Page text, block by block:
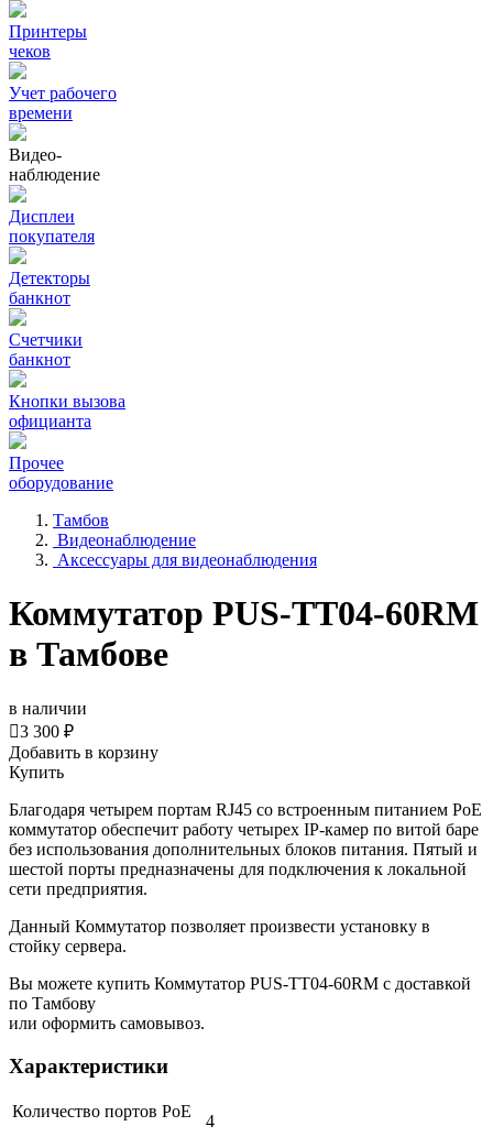
Принтеры
чеков
Учет рабочего
времени
Видео‑
наблюдение
Дисплеи
покупателя
Детекторы
банкнот
Счетчики
банкнот
Кнопки вызова
официанта
Прочее
оборудование
Тамбов
Видеонаблюдение
Аксессуары для видеонаблюдения
Коммутатор PUS-TT04-60RM
в Тамбове
в наличии
3 300 ₽
Добавить в корзину
Купить
Благодаря четырем портам RJ45 со встроенным питанием PoE
коммутатор обеспечит работу четырех IP-камер по витой баре
без использования дополнительных блоков питания. Пятый и
шестой порты предназначены для подключения к локальной
сети предприятия.
Данный Коммутатор позволяет произвести установку в
стойку сервера.
Вы можете купить Коммутатор PUS-TT04-60RM с доставкой
по Тамбову
или оформить самовывоз.
Характеристики
Количество портов PoE
4